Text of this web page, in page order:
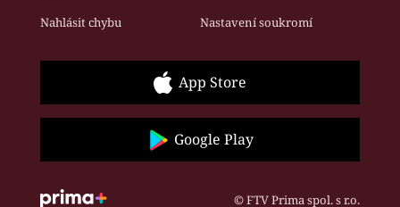
Nahlásit chybu Nastavení soukromí
App Store
Google Play
© FTV Prima spol. s r.o.